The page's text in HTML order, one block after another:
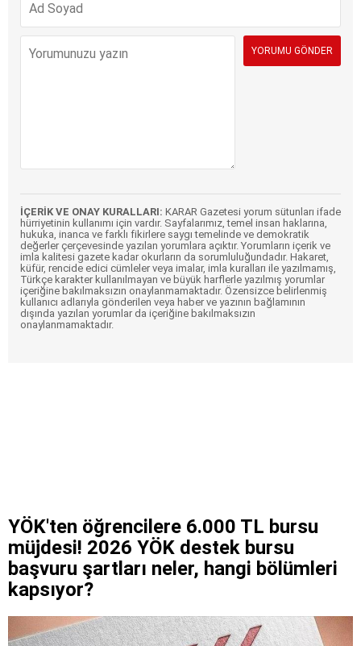
İÇERİK VE ONAY KURALLARI: KARAR Gazetesi yorum sütunları ifade
hürriyetinin kullanımı için vardır. Sayfalarımız, temel insan haklarına,
hukuka, inanca ve farklı fikirlere saygı temelinde ve demokratik
değerler çerçevesinde yazılan yorumlara açıktır. Yorumların içerik ve
imla kalitesi gazete kadar okurların da sorumluluğundadır. Hakaret,
küfür, rencide edici cümleler veya imalar, imla kuralları ile yazılmamış,
Türkçe karakter kullanılmayan ve büyük harflerle yazılmış yorumlar
içeriğine bakılmaksızın onaylanmamaktadır. Özensizce belirlenmiş
kullanıcı adlarıyla gönderilen veya haber ve yazının bağlamının
dışında yazılan yorumlar da içeriğine bakılmaksızın
onaylanmamaktadır.
YÖK'ten öğrencilere 6.000 TL bursu
müjdesi! 2026 YÖK destek bursu
başvuru şartları neler, hangi bölümleri
kapsıyor?